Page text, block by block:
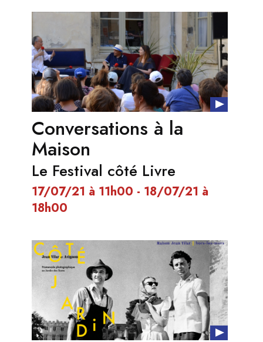
Conversations à la
Maison
Le Festival côté Livre
17/07/21 à 11h00 - 18/07/21 à
18h00